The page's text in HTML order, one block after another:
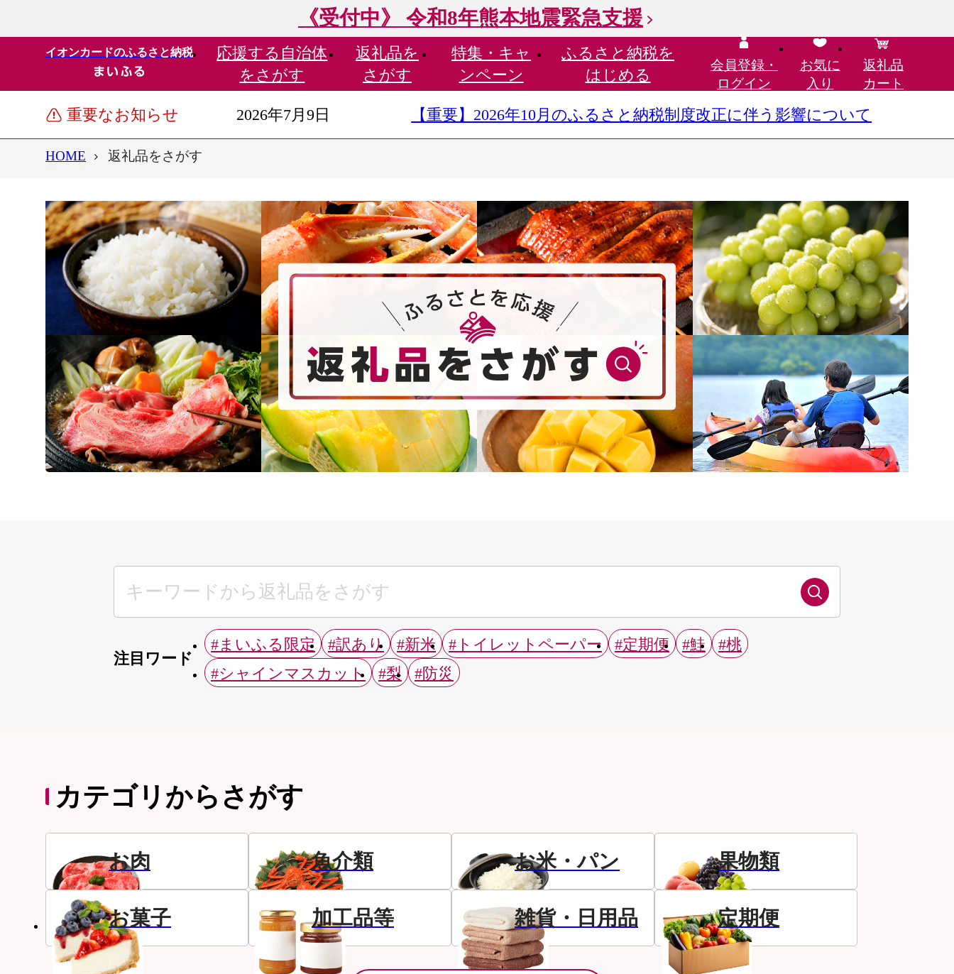
《受付中》 令和8年熊本地震緊急支援
イオンカードのふるさと納税 応援する 自治体
をさがす
返礼品を
さがす
特集・ キャ
ンペーン
ふるさと納税を
はじめる
会員登録・
ログイン
お気に
入り
返礼品
カート
重要なお知らせ 2026年7月9日 【重要】2026年10月のふるさと納税制度改正に伴う影響について
HOME 返礼品をさがす
注目ワード
#まいふる限定 #訳あり #新米 #トイレットペーパー #定期便 #鮭
#桃
#シャインマスカット
#梨 #防災
カテゴリからさがす
お肉 魚介類 お米・パン 果物類
お菓子 加工品等 雑貨・日用品 定期便